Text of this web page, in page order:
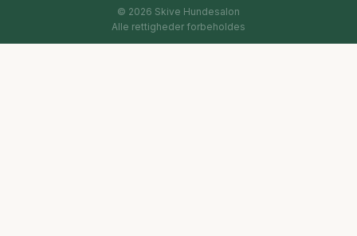
© 2026 Skive Hundesalon
Alle rettigheder forbeholdes